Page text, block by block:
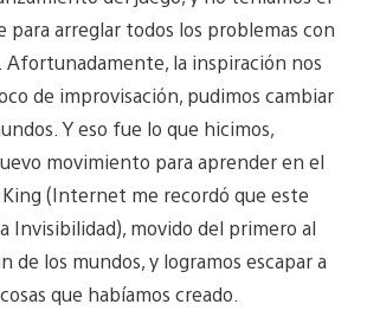
arreglar todos los problemas con
la inspiración nos
de improvisación, pudimos cambiar
Y eso fue lo que hicimos,
movimiento para aprender en el
King (Internet me recordó que este
Invisibilidad), movido del primero al
de los mundos, y logramos escapar a
que habíamos creado.